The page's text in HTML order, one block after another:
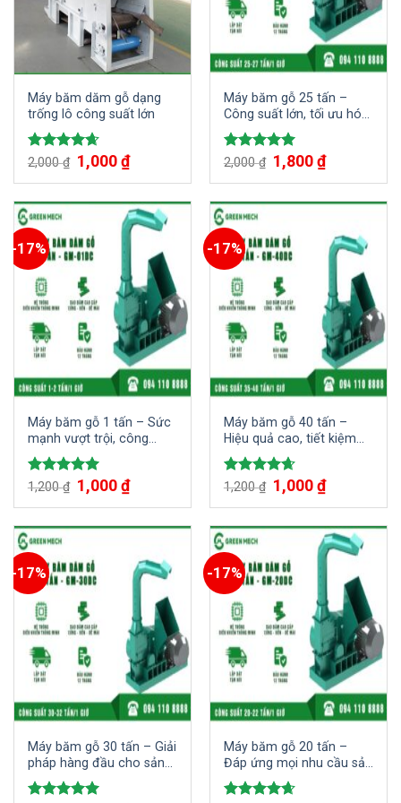
Máy băm dăm gỗ dạng
trống lô công suất lớn
Được xếp
4.67
2,000₫ Giá
gốc
là:
1,000₫Giá
hiện
tại
1,000 ₫.
Máy băm gỗ 25 tấn –
Công suất lớn, tối ưu hóa
quy trình sản xuất gỗ
Được xếp
5.00
2,000₫ Giá
gốc
là:
1,800₫Giá
hiện
tại
1,800 ₫.
-17%
Máy băm gỗ 1 tấn – Sức
mạnh vượt trội, công
nghệ tiên tiến
Được xếp
5.00
1,200₫ Giá
gốc
là:
1,000₫Giá
hiện
tại
1,000 ₫.
-17%
Máy băm gỗ 40 tấn –
Hiệu quả cao, tiết kiệm
thời gian và công sức
Được xếp
4.67
1,200₫ Giá
gốc
là:
1,000₫Giá
hiện
tại
1,000 ₫.
-17%
Máy băm gỗ 30 tấn – Giải
pháp hàng đầu cho sản
xuất quy mô lớn
-17%
Máy băm gỗ 20 tấn –
Đáp ứng mọi nhu cầu sản
xuất dăm gỗ xuất khẩu